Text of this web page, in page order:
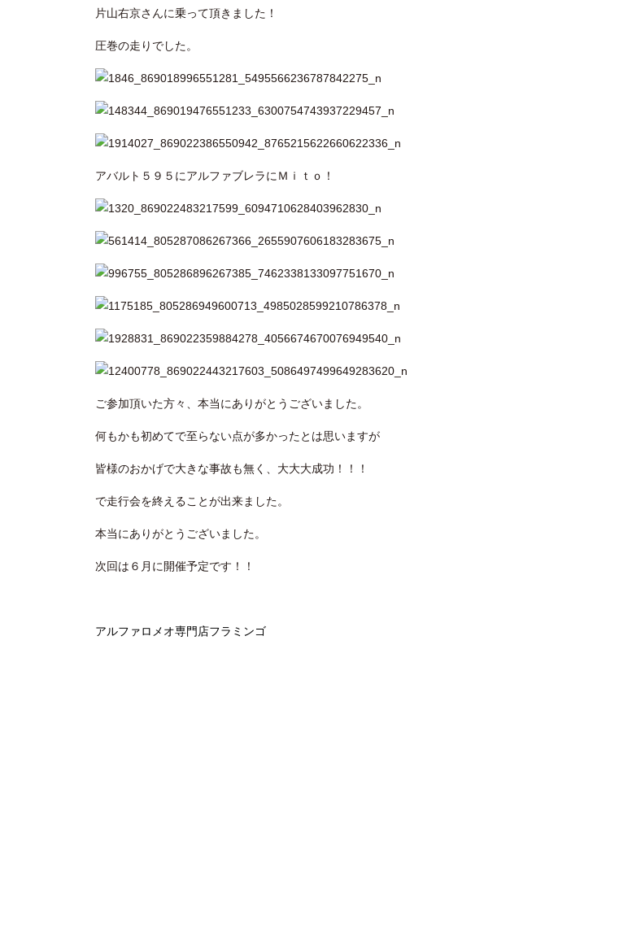
片山右京さんに乗って頂きました！
圧巻の走りでした。
アバルト５９５にアルファブレラにＭｉｔｏ！
ご参加頂いた方々、本当にありがとうございました。
何もかも初めてで至らない点が多かったとは思いますが
皆様のおかげで大きな事故も無く、大大大成功！！！
で走行会を終えることが出来ました。
本当にありがとうございました。
次回は６月に開催予定です！！
アルファロメオ専門店フラミンゴ